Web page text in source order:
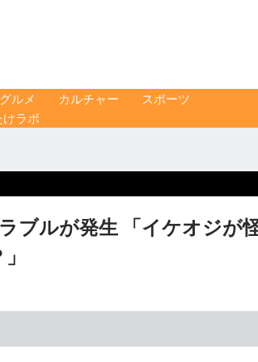
グルメ カルチャー
スポーツ
けラボ
ブルが発生 「イケオジが